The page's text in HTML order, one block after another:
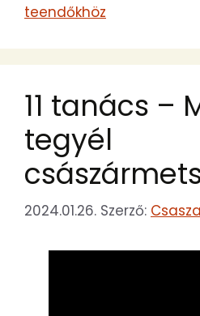
teendőkhöz
11 tanács –
tegyél
2024.01.26. Szerző: